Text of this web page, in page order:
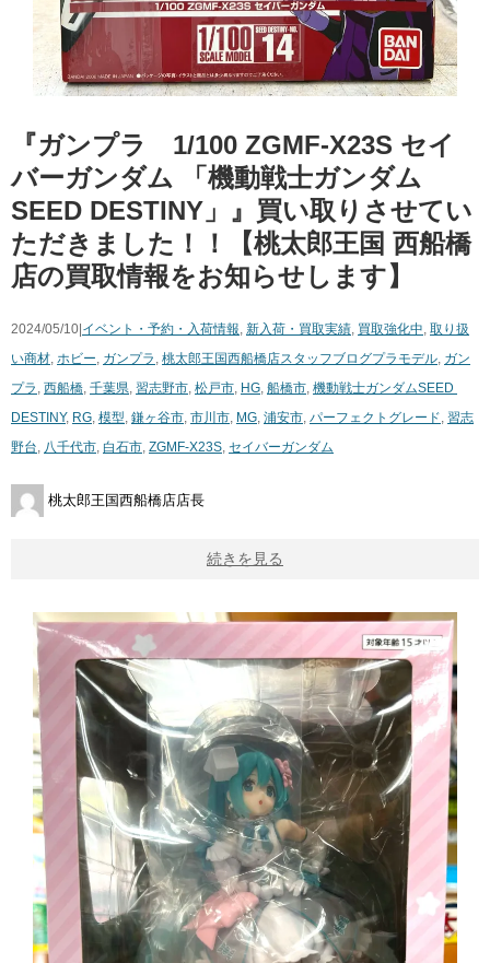
『ガンプラ 1/100 ​ZGMF-X23S ​セイ
バーガンダム ​「機動戦士ガンダム
SEED ​DESTINY」』買い取りさせてい
ただきました！！【桃太郎王国 西船橋
店の買取情報をお知らせします】
2024/05/10| イベント・予約・入荷情報, 新入荷・買取実績, 買取強化中, 取り扱
い商材, ホビー, ガンプラ , 桃太郎王国西船橋店スタッフブログプラモデル, ガン
プラ , 西船橋, 千葉県, 習志野市, 松戸市, HG, 船橋市, 機動戦士ガンダムSEED ​
DESTINY, RG, 模型, 鎌ヶ谷市, 市川市, MG, 浦安市, パーフェクトグレード, 習志
野台, 八千代市, 白石市, ​ZGMF-X23S, セイバーガンダム
桃太郎王国西船橋店店長
続きを見る